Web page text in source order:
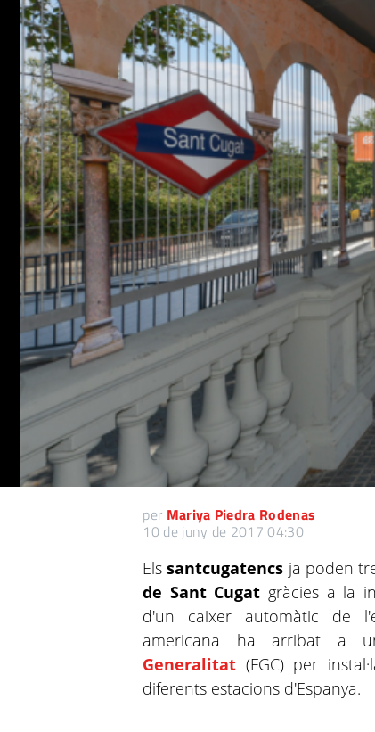
per Mariya Piedra Rodenas
10 de juny de 2017 04:30
Elssantcugatencs ja poden
de Sant Cugat gràcies a la
d'un caixer automàtic de
americana ha arribat a
Generalitat (FGC) per
diferents estacions d'Espanya.